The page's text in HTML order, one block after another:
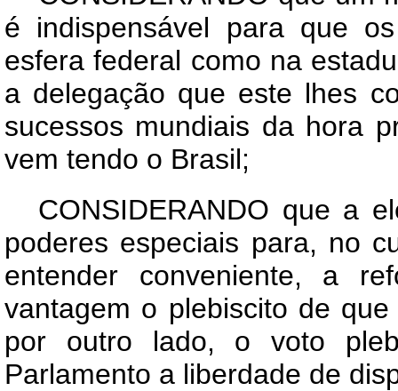
é indispensável para que
esfera federal como na
a delegação que este lhes
sucessos mundiais da hora
vem tendo o Brasil;
CONSIDERANDO que a
poderes especiais para, no
entender conveniente, a
vantagem o plebiscito de
por outro lado, o voto
Parlamento a liberdade de